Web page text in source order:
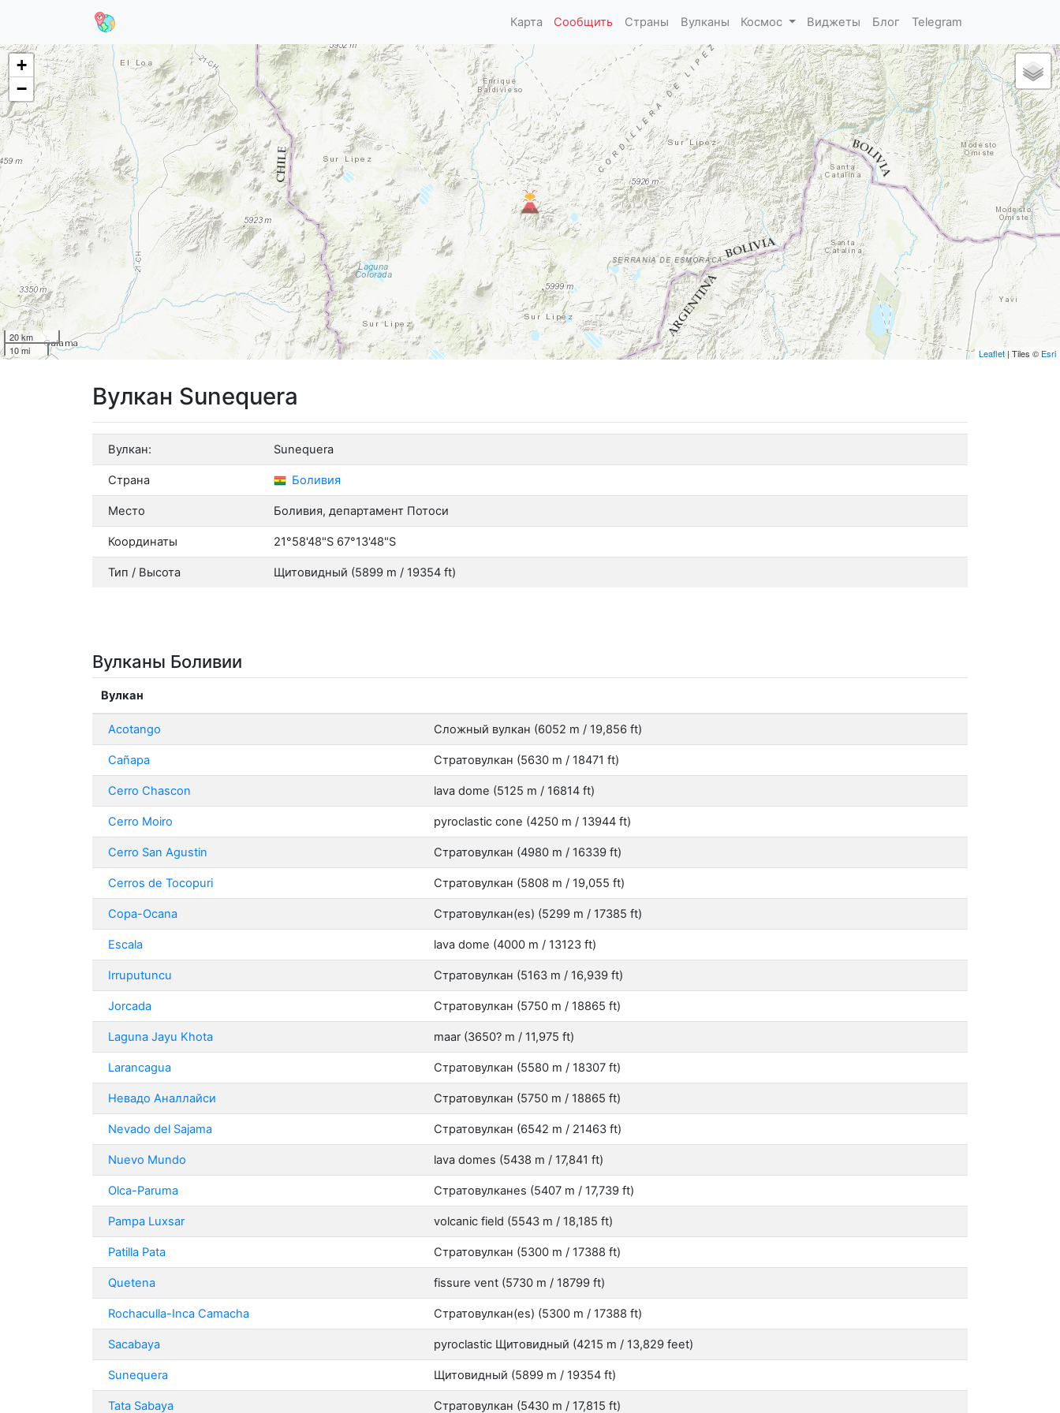
Карта Сообщить Страны Вулканы Космос Виджеты Блог Telegram
+
−
20 km
10 mi
Leaflet| Tiles © Esri
Вулкан Sunequera
Вулкан: Sunequera
Страна Боливия
Место Боливия, департамент Потоси
Координаты 21°58'48"S 67°13'48"S
Тип / Высота Щитовидный (5899 m / 19354 ft)
Вулканы Боливии
Вулкан
Acotango Сложный вулкан (6052 m / 19,856 ft)
Cañapa Стратовулкан (5630 m / 18471 ft)
Cerro Chascon lava dome (5125 m / 16814 ft)
Cerro Moiro pyroclastic cone (4250 m / 13944 ft)
Cerro San Agustin Стратовулкан (4980 m / 16339 ft)
Cerros de Tocopuri Стратовулкан (5808 m / 19,055 ft)
Copa-Ocana Стратовулкан(es) (5299 m / 17385 ft)
Escala lava dome (4000 m / 13123 ft)
Irruputuncu Стратовулкан (5163 m / 16,939 ft)
Jorcada Стратовулкан (5750 m / 18865 ft)
Laguna Jayu Khota maar (3650? m / 11,975 ft)
Larancagua Стратовулкан (5580 m / 18307 ft)
Невадо Аналлайси Стратовулкан (5750 m / 18865 ft)
Nevado del Sajama Стратовулкан (6542 m / 21463 ft)
Nuevo Mundo lava domes (5438 m / 17,841 ft)
Olca-Paruma Стратовулканes (5407 m / 17,739 ft)
Pampa Luxsar volcanic field (5543 m / 18,185 ft)
Patilla Pata Стратовулкан (5300 m / 17388 ft)
Quetena fissure vent (5730 m / 18799 ft)
Rochaculla-Inca Camacha Стратовулкан(es) (5300 m / 17388 ft)
Sacabaya pyroclastic Щитовидный (4215 m / 13,829 feet)
Sunequera Щитовидный (5899 m / 19354 ft)
Tata Sabaya Стратовулкан (5430 m / 17,815 ft)